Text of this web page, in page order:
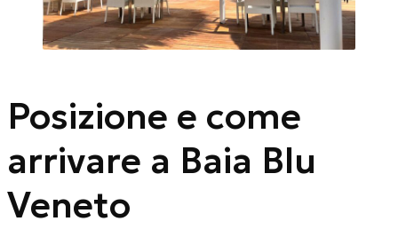
Posizione e come
arrivare a Baia Blu
Veneto